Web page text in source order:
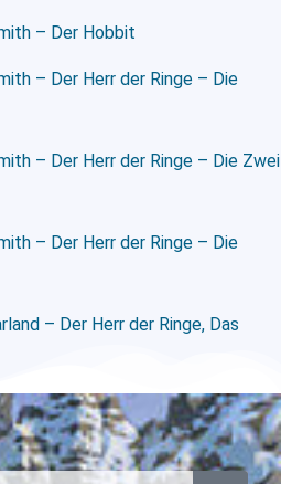
– Der Hobbit
– Der Herr der Ringe – Die
– Der Herr der Ringe – Die Zwei
– Der Herr der Ringe – Die
– Der Herr der Ringe, Das